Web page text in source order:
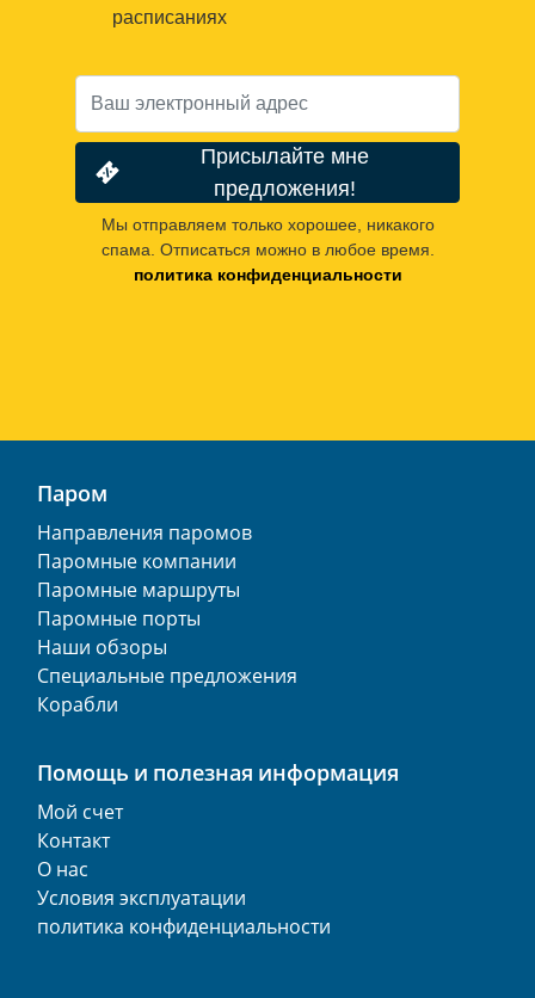
расписаниях
Присылайте мне
предложения!
Мы отправляем только хорошее, никакого
спама. Отписаться можно в любое время.
политика конфиденциальности
Паром
Направления паромов
Паромные компании
Паромные маршруты
Паромные порты
Наши обзоры
Специальные предложения
Корабли
Помощь и полезная информация
Мой счет
Контакт
О нас
Условия эксплуатации
политика конфиденциальности